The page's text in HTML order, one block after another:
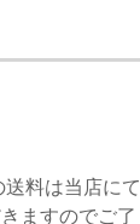
料は当店にて
ますのでご了